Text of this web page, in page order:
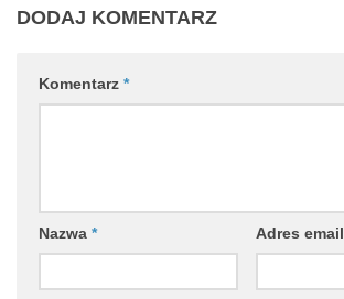
DODAJ KOMENTARZ
Komentarz *
Nazwa * Adres email